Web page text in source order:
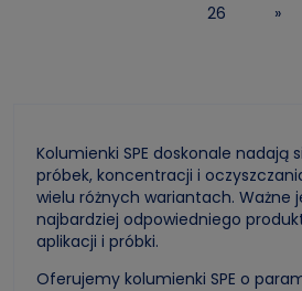
26 »
Kolumienki SPE doskonale nadają
próbek, koncentracji i
wielu różnych wariantach. Ważne
najbardziej odpowiedniego
aplikacji i próbki.
Oferujemy kolumienki SPE o